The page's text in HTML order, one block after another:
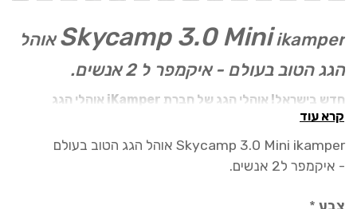
Skycamp 3.0 Miniikamper אוהל
הגג הטוב בעולם - איקמפר ל 2 אנשים.
חדש בישראל! אוהלי הגג של חברת iKamper אוהלי הגג
הטובים בעולם!
ה-Skycamp® 3.0 Mini הוא המהדורה החדשה ביותר של אוהל
הגג הקומפקטי שלנו שמתכונן תוך דקה. זה אידיאלי לכל מי שיש לו
קרא עוד
Skycamp 3.0 Mini ikamper אוהל הגג הטוב בעולם
- איקמפר ל2 אנשים.
צבע *